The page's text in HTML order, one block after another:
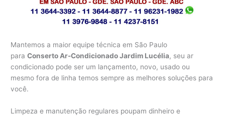
Mantemos a maior equipe técnica em São Paulo
paraConserto Ar-Condicionado Jardim Lucélia, seu ar
condicionado pode ser um lançamento, novo, usado ou
mesmo fora de linha temos sempre as melhores soluções para
você.
Limpeza e manutenção regulares poupam dinheiro e